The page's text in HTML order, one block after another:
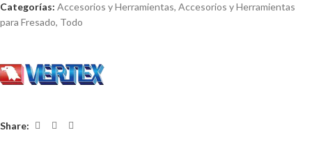
Categorías: Accesorios y Herramientas, Accesorios y Herramientas
para Fresado, Todo
Share: